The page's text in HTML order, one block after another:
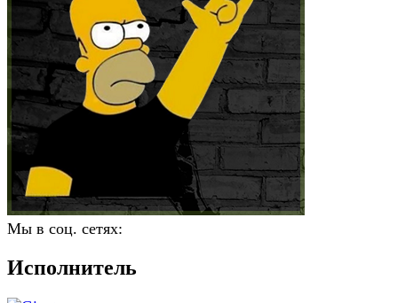
Мы в соц. сетях:
Исполнитель